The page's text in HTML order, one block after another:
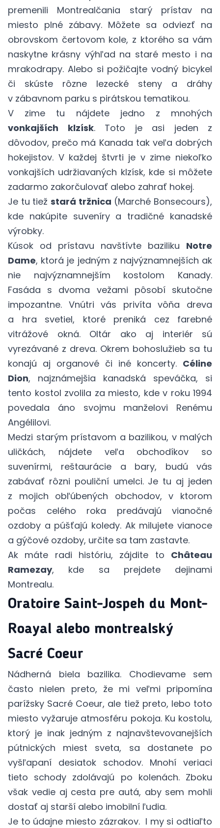
premenili Montrealčania starý prístav na
miesto plné zábavy. Môžete sa odviezť na
obrovskom čertovom kole, z ktorého sa vám
naskytne krásny výhľad na staré mesto i na
mrakodrapy. Alebo si požičajte vodný bicykel
či skúste rôzne lezecké steny a dráhy
v zábavnom parku s pirátskou tematikou.
V zime tu nájdete jedno z mnohých
vonkajších klzísk. Toto je asi jeden z
dôvodov, prečo má Kanada tak veľa dobrých
hokejistov. V každej štvrti je v zime niekoľko
vonkajších udržiavaných klzísk, kde si môžete
zadarmo zakorčulovať alebo zahrať hokej.
Je tu tiež stará tržnica (Marché Bonsecours),
kde nakúpite suveníry a tradičné kanadské
výrobky.
Kúsok od prístavu navštívte baziliku Notre
Dame, ktorá je jedným z najvýznamnejších ak
nie najvýznamnejším kostolom Kanady.
Fasáda s dvoma vežami pôsobí skutočne
impozantne. Vnútri vás privíta vôňa dreva
a hra svetiel, ktoré preniká cez farebné
vitrážové okná. Oltár ako aj interiér sú
vyrezávané z dreva. Okrem bohoslužieb sa tu
konajú aj organové či iné koncerty. Céline
Dion, najznámejšia kanadská speváčka, si
tento kostol zvolila za miesto, kde v roku 1994
povedala áno svojmu manželovi Renému
Angélilovi.
Medzi starým prístavom a bazilikou, v malých
uličkách, nájdete veľa obchodíkov so
suvenírmi, reštaurácie a bary, budú vás
zabávať rôzni pouliční umelci. Je tu aj jeden
z mojich obľúbených obchodov, v ktorom
počas celého roka predávajú vianočné
ozdoby a púšťajú koledy. Ak milujete vianoce
a gýčové ozdoby, určite sa tam zastavte.
Ak máte radi históriu, zájdite to Château
Ramezay, kde sa prejdete dejinami
Montrealu.
Oratoire Saint-Jospeh du Mont-
Roayal alebo montrealský
Sacré Coeur
Nádherná biela bazilika. Chodievame sem
často nielen preto, že mi veľmi pripomína
parížsky Sacré Coeur, ale tiež preto, lebo toto
miesto vyžaruje atmosféru pokoja. Ku kostolu,
ktorý je inak jedným z najnavštevovanejších
pútnických miest sveta, sa dostanete po
vyšľapaní desiatok schodov. Mnohí veriaci
tieto schody zdolávajú po kolenách. Zboku
však vedie aj cesta pre autá, aby sem mohli
dostať aj starší alebo imobilní ľudia.
Je to údajne miesto zázrakov. I my si odtiaľto